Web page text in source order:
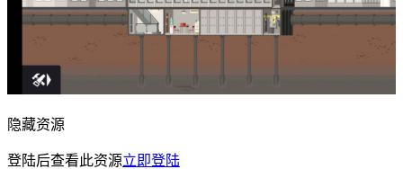
隐藏资源
登陆后查看此资源立即登陆